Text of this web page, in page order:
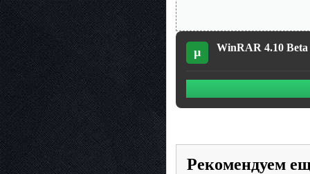
µ WinRAR 4.10
Рекомендуем